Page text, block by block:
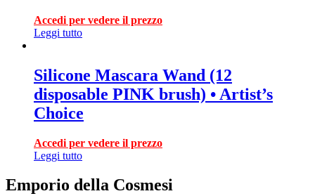
Accedi per vedere il prezzo
Leggi tutto
Silicone Mascara Wand (12
disposable PINK brush) • Artist’s
Choice
Accedi per vedere il prezzo
Leggi tutto
Emporio della Cosmesi